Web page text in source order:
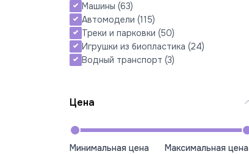
Машины (63)
Автомодели (115)
Треки и парковки (50)
Игрушки из биопластика (24)
Водный транспорт (3)
Цена
Минимальная цена Максимальная цена